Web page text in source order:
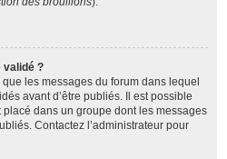
validé ?
les messages du forum dans lequel
avant d’être publiés. Il est possible
dans un groupe dont les messages
Contactez l’administrateur pour